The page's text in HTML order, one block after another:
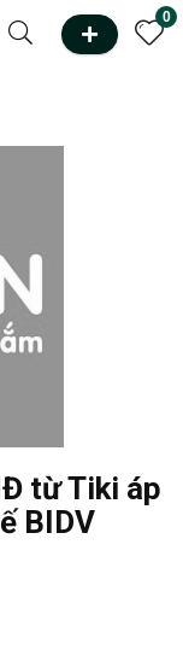
0
từ Tiki áp
BIDV